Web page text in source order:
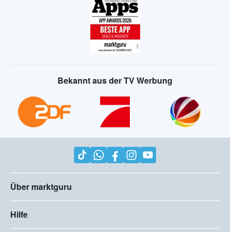
Bekannt aus der TV Werbung
Über marktguru
Hilfe